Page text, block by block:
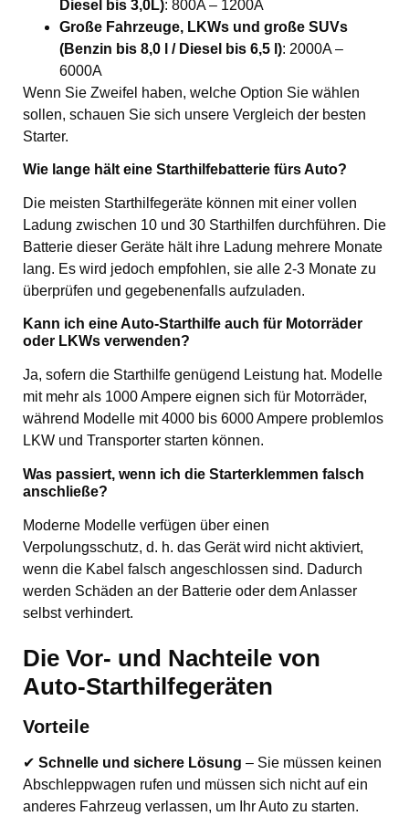
Diesel bis 3,0L): 800A – 1200A
Große Fahrzeuge, LKWs und große SUVs
(Benzin bis 8,0 l / Diesel bis 6,5 l): 2000A –
6000A
Wenn Sie Zweifel haben, welche Option Sie wählen
sollen, schauen Sie sich unsere Vergleich der besten
Starter.
Wie lange hält eine Starthilfebatterie fürs Auto?
Die meisten Starthilfegeräte können mit einer vollen
Ladung zwischen 10 und 30 Starthilfen durchführen. Die
Batterie dieser Geräte hält ihre Ladung mehrere Monate
lang. Es wird jedoch empfohlen, sie alle 2-3 Monate zu
überprüfen und gegebenenfalls aufzuladen.
Kann ich eine Auto-Starthilfe auch für Motorräder
oder LKWs verwenden?
Ja, sofern die Starthilfe genügend Leistung hat. Modelle
mit mehr als 1000 Ampere eignen sich für Motorräder,
während Modelle mit 4000 bis 6000 Ampere problemlos
LKW und Transporter starten können.
Was passiert, wenn ich die Starterklemmen falsch
anschließe?
Moderne Modelle verfügen über einen
Verpolungsschutz, d. h. das Gerät wird nicht aktiviert,
wenn die Kabel falsch angeschlossen sind. Dadurch
werden Schäden an der Batterie oder dem Anlasser
selbst verhindert.
Die Vor- und Nachteile von
Auto-Starthilfegeräten
Vorteile
✔ Schnelle und sichere Lösung – Sie müssen keinen
Abschleppwagen rufen und müssen sich nicht auf ein
anderes Fahrzeug verlassen, um Ihr Auto zu starten.